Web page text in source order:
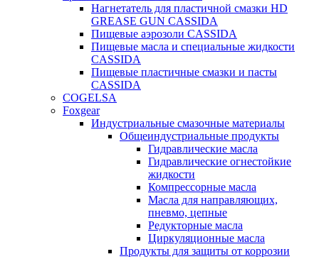
Нагнетатель для пластичной смазки HD
GREASE GUN CASSIDA
Пищевые аэрозоли CASSIDA
Пищевые масла и специальные жидкости
CASSIDA
Пищевые пластичные смазки и пасты
CASSIDA
COGELSA
Foxgear
Индустриальные смазочные материалы
Общеиндустриальные продукты
Гидравлические масла
Гидравлические огнестойкие
жидкости
Компрессорные масла
Масла для направляющих,
пневмо, цепные
Редукторные масла
Циркуляционные масла
Продукты для защиты от коррозии